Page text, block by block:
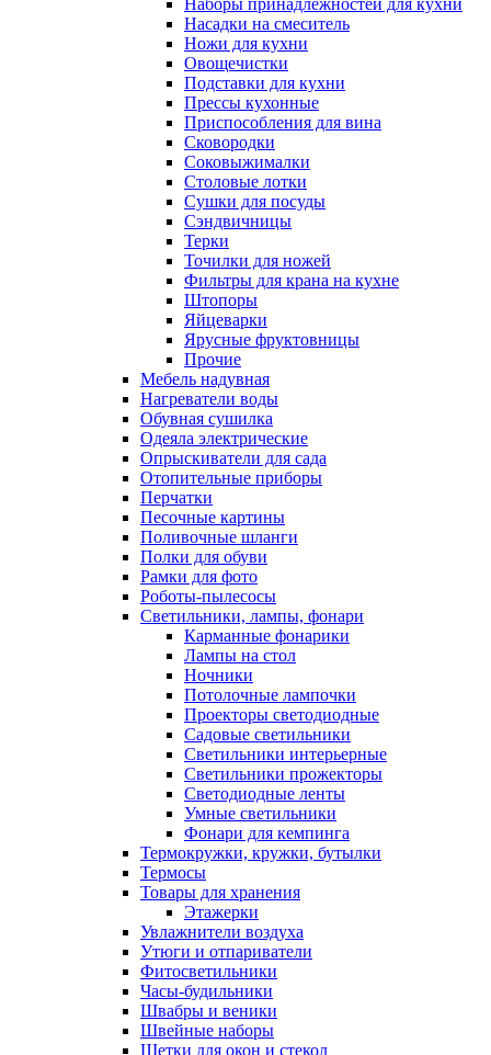
Наборы принадлежностей для кухни
Насадки на смеситель
Ножи для кухни
Овощечистки
Подставки для кухни
Прессы кухонные
Приспособления для вина
Сковородки
Соковыжималки
Столовые лотки
Сушки для посуды
Сэндвичницы
Терки
Точилки для ножей
Фильтры для крана на кухне
Штопоры
Яйцеварки
Ярусные фруктовницы
Прочие
Мебель надувная
Нагреватели воды
Обувная сушилка
Одеяла электрические
Опрыскиватели для сада
Отопительные приборы
Перчатки
Песочные картины
Поливочные шланги
Полки для обуви
Рамки для фото
Роботы-пылесосы
Светильники, лампы, фонари
Карманные фонарики
Лампы на стол
Ночники
Потолочные лампочки
Проекторы светодиодные
Садовые светильники
Светильники интерьерные
Светильники прожекторы
Светодиодные ленты
Умные светильники
Фонари для кемпинга
Термокружки, кружки, бутылки
Термосы
Товары для хранения
Этажерки
Увлажнители воздуха
Утюги и отпариватели
Фитосветильники
Часы-будильники
Швабры и веники
Швейные наборы
Щетки для окон и стекол